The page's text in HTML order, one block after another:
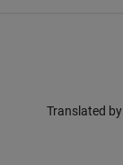
Translated by